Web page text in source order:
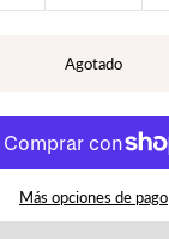
Más opciones de pago